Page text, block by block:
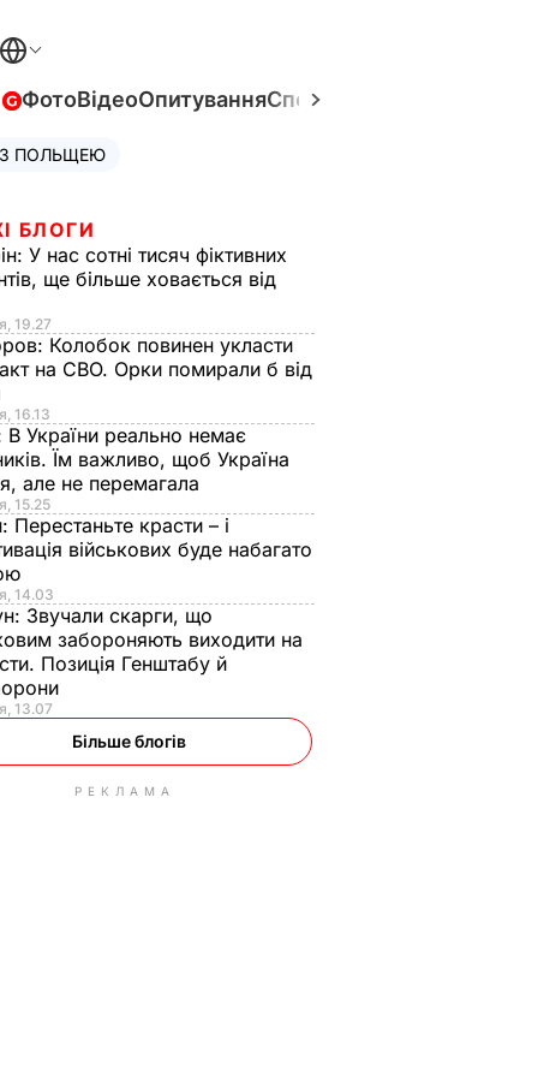
ФотоВідеоОпитуванняСпецпроєкти
ПОЛЬЩЕЮ
БЛОГИ
У нас сотні тисяч фіктивних
ще більше ховається від
19.27
Колобок повинен укласти
на СВО. Орки помирали б від
16.13
В України реально немає
Їм важливо, щоб Україна
але не перемагала
15.25
Перестаньте красти – і
військових буде набагато
14.03
Звучали скарги, що
забороняють виходити на
Позиція Генштабу й
13.07
Більше блогів
РЕКЛАМА